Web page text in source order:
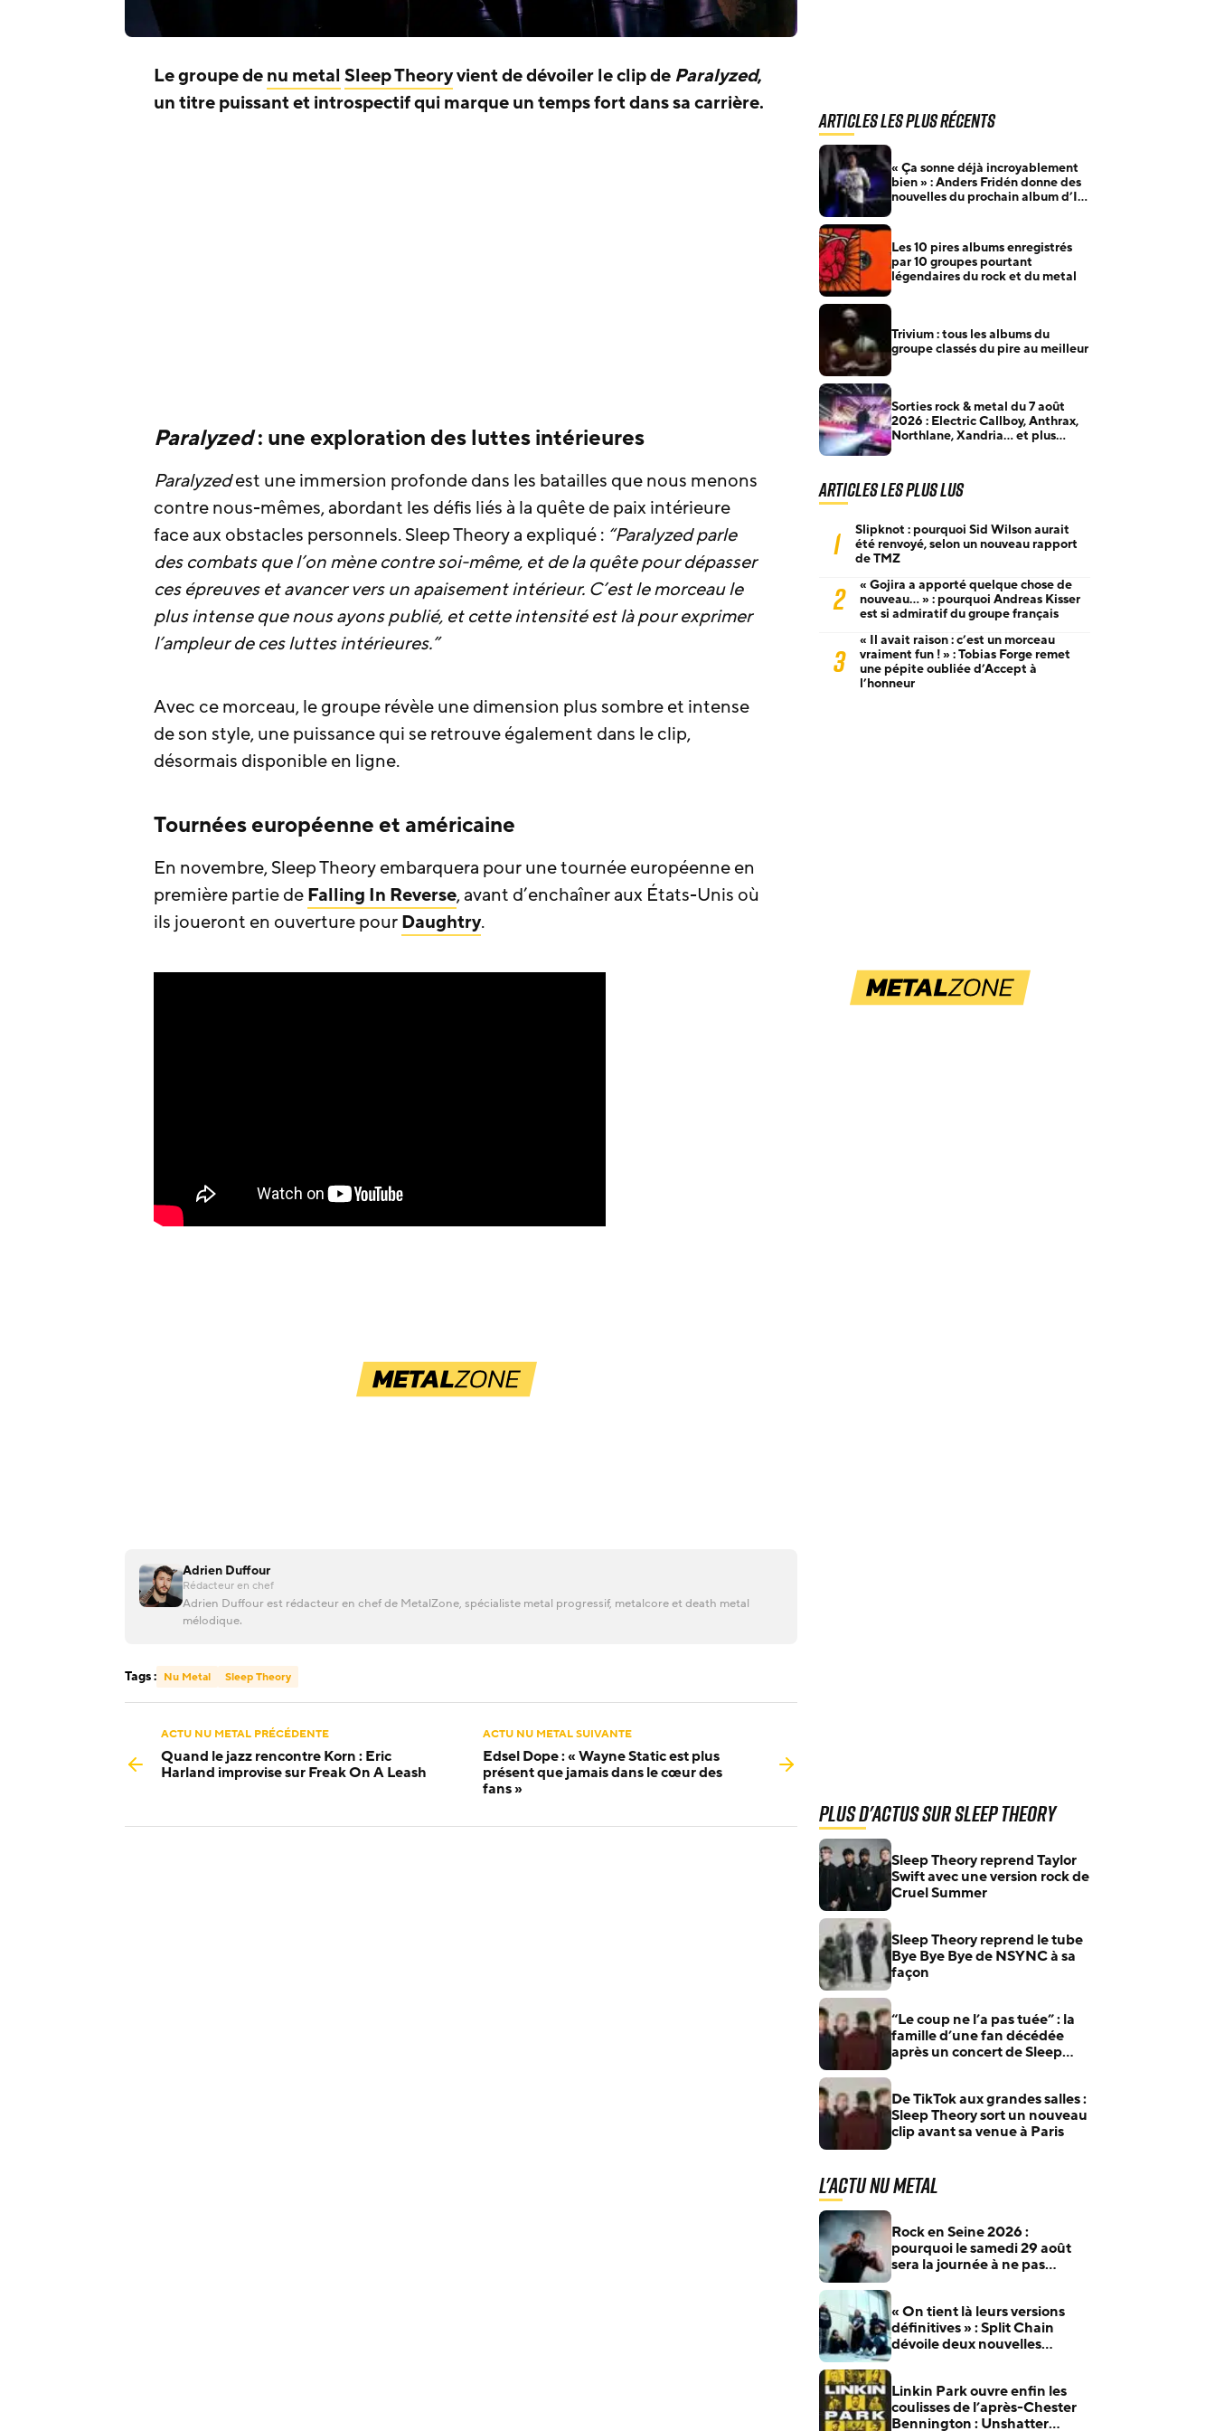
Le groupe denu metal Sleep Theoryvient de dévoiler le clip de Paralyzed,
un titre puissant et introspectif qui marque un temps fort dans sa carrière.
Paralyzed: une exploration des luttes intérieures
Paralyzedest une immersion profonde dans les batailles que nous menons
contre nous-mêmes, abordant les défis liés à la quête de paix intérieure
face aux obstacles personnels. Sleep Theory a expliqué : “Paralyzed parle
des combats que l’on mène contre soi-même, et de la quête pour dépasser
ces épreuves et avancer vers un apaisement intérieur. C’est le morceau le
plus intense que nous ayons publié, et cette intensité est là pour exprimer
l’ampleur de ces luttes intérieures.”
Avec ce morceau, le groupe révèle une dimension plus sombre et intense
de son style, une puissance qui se retrouve également dans le clip,
désormais disponible en ligne.
Tournées européenne et américaine
En novembre, Sleep Theory embarquera pour une tournée européenne en
première partie deFalling In Reverse, avant d’enchaîner aux États-Unis où
ils joueront en ouverture pourDaughtry.
Adrien Duffour
Rédacteur en chef
Adrien Duffour est rédacteur en chef de MetalZone, spécialiste metal progressif, metalcore et death metal
mélodique.
Tags : Nu Metal Sleep Theory
ACTU NU METAL PRÉCÉDENTE
Quand le jazz rencontre Korn : Eric
Harland improvise sur Freak On A Leash
ACTU NU METAL SUIVANTE
Edsel Dope : « Wayne Static est plus
présent que jamais dans le cœur des
fans »
Articles les plus récents
« Ça sonne déjà incroyablement
bien » : Anders Fridén donne des
nouvelles du prochain album d’In
Les 10 pires albums enregistrés
par 10 groupes pourtant
légendaires du rock et du metal
Trivium : tous les albums du
groupe classés du pire au meilleur
Sorties rock & metal du 7 août
2026 : Electric Callboy, Anthrax,
Northlane, Xandria… et plus
Articles les plus lus
1
Slipknot : pourquoi Sid Wilson aurait
été renvoyé, selon un nouveau rapport
de TMZ
2
« Gojira a apporté quelque chose de
nouveau… » : pourquoi Andreas Kisser
est si admiratif du groupe français
3
« Il avait raison : c’est un morceau
vraiment fun ! » : Tobias Forge remet
une pépite oubliée d’Accept à
l’honneur
Plus d'actus sur Sleep Theory
Sleep Theory reprend Taylor
Swift avec une version rock de
Cruel Summer
Sleep Theory reprend le tube
Bye Bye Bye de NSYNC à sa
façon
“Le coup ne l’a pas tuée” : la
famille d’une fan décédée
après un concert de Sleep
De TikTok aux grandes salles :
Sleep Theory sort un nouveau
clip avant sa venue à Paris
L'actu Nu Metal
Rock en Seine 2026 :
pourquoi le samedi 29 août
sera la journée à ne pas
« On tient là leurs versions
définitives » : Split Chain
dévoile deux nouvelles
Linkin Park ouvre enfin les
coulisses de l’après-Chester
Bennington : Unshatter